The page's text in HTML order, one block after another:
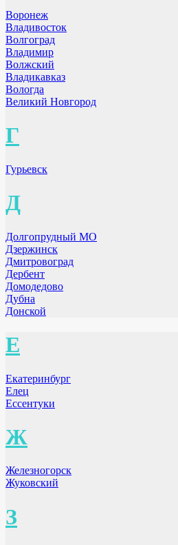
Воронеж
Владивосток
Волгоград
Владимир
Волжский
Владикавказ
Вологда
Великий Новгород
Г
Гурьевск
Д
Долгопрудный МО
Дзержинск
Дмитровоград
Дербент
Домодедово
Дубна
Донской
Е
Екатеринбург
Елец
Ессентуки
Ж
Железногорск
Жуковский
З